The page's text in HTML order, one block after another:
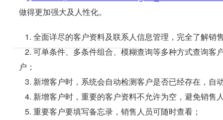
做得更加强大及人性化。
1. 全面详尽的客户资料及联系人信息管理，完全了解销
2. 可单条件、多条件组合、模糊查询等多种方式查询客
户；
3. 新增客户时，系统会自动检测客户是否已经存在，自
4. 新增客户时，重要的客户资料不允许为空，避免销售
5. 重要客户要填写备忘录，销售人员可随时查看；